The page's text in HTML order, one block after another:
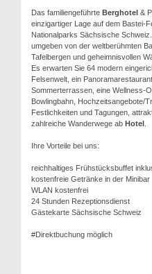
Das familiengeführte Berghotel &
einzigartiger Lage auf dem Bastei-
Nationalparks Sächsische
umgeben von der weltberühmten
Tafelbergen und geheimnisvollen
Es erwarten Sie 64 modern
Felsenwelt, ein
Sommerterrassen, eine Wellness-
Bowlingbahn, Hochzeitsangebote/
Festlichkeiten und Tagungen,
zahlreiche Wanderwege ab Hotel
Ihre Vorteile bei uns:
reichhaltiges Frühstücksbuffet
kostenfreie Getränke in der Minibar
WLAN kostenfrei
24 Stunden Rezeptionsdienst
Gästekarte Sächsische Schweiz
#Direktbuchung möglich